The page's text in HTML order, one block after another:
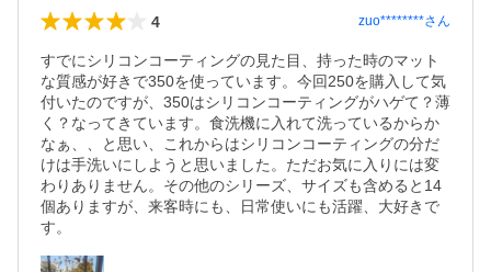
4 zuo********さん
すでにシリコンコーティングの見た目、持った時のマット
な質感が好きで350を使っています。今回250を購入して気
付いたのですが、350はシリコンコーティングがハゲて？薄
く？なってきています。食洗機に入れて洗っているからか
なぁ、、と思い、これからはシリコンコーティングの分だ
けは手洗いにしようと思いました。ただお気に入りには変
わりありません。その他のシリーズ、サイズも含めると14
個ありますが、来客時にも、日常使いにも活躍、大好きで
す。